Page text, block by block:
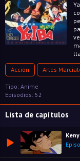
Acción Artes
Tipo: Anime
Episodios: 52
Lista de capítulos